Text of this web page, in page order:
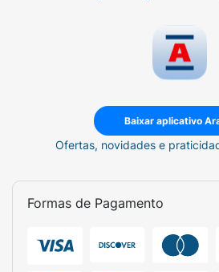
Baixar aplicativo
Ofertas, novidades e
Formas de Pagamento